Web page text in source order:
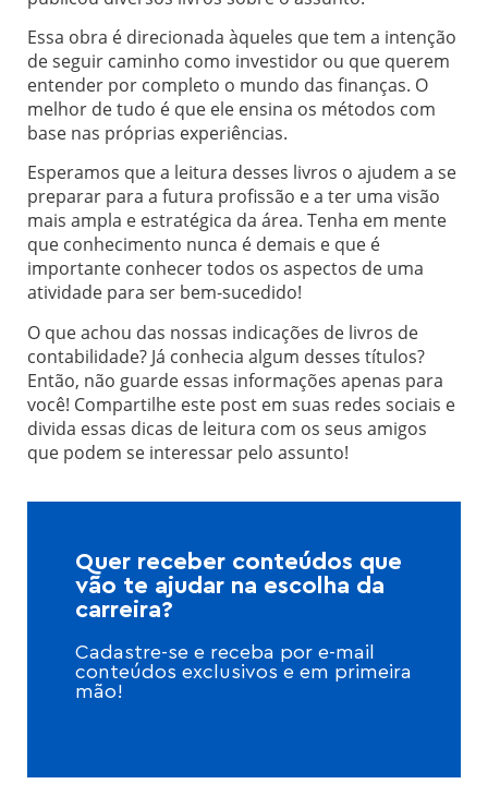
Essa obra é direcionada àqueles que tem a intenção
de seguir caminho como investidor ou que querem
entender por completo o mundo das finanças. O
melhor de tudo é que ele ensina os métodos com
base nas próprias experiências.
Esperamos que a leitura desses livros o ajudem a se
preparar para a futura profissão e a ter uma visão
mais ampla e estratégica da área. Tenha em mente
que conhecimento nunca é demais e que é
importante conhecer todos os aspectos de uma
atividade para ser bem-sucedido!
O que achou das nossas indicações de livros de
contabilidade? Já conhecia algum desses títulos?
Então, não guarde essas informações apenas para
você! Compartilhe este post em suas redes sociais e
divida essas dicas de leitura com os seus amigos
que podem se interessar pelo assunto!
Quer receber conteúdos que
vão te ajudar na escolha da
carreira?
Cadastre-se e receba por e-mail
conteúdos exclusivos e em primeira
mão!